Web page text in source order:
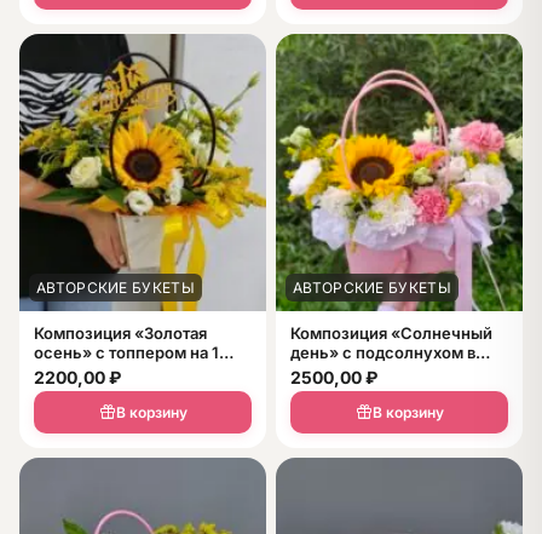
АВТОРСКИЕ БУКЕТЫ
Композиция «Золотая
осень» с топпером на 1
сентября в коробке с
ручками
2200,00₽
В корзину
АВТОРСКИЕ БУКЕТЫ
Композиция «Солнечный
день» с подсолнухом в
сумочке
2500,00₽
В корзину